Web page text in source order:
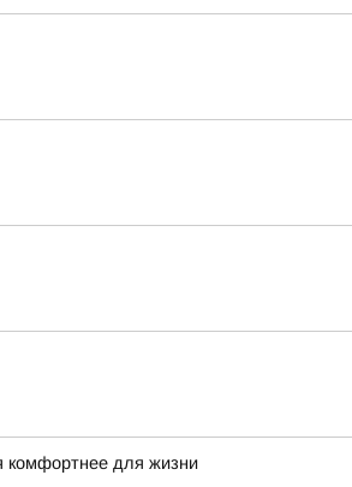
комфортнее для жизни